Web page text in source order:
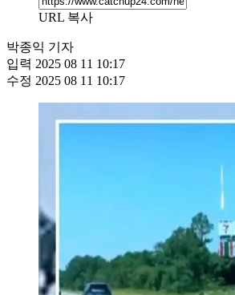
URL 복사
박종익 기자
입력 2025 08 11 10:17
수정 2025 08 11 10:17